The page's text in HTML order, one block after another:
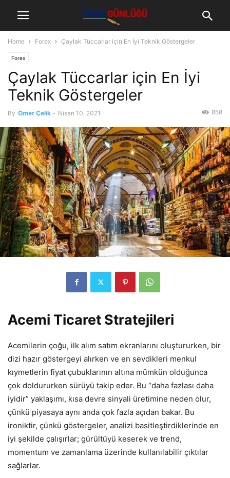
Home Forex Çaylak Tüccarlar için En İyi Teknik Göstergeler
Forex
Çaylak Tüccarlar için En İyi
Teknik Göstergeler
By Ömer Çelik - Nisan 10, 2021 858
Acemi Ticaret Stratejileri
Acemilerin çoğu, ilk alım satım ekranlarını oluştururken, bir
dizi hazır göstergeyi alırken ve en sevdikleri menkul
kıymetlerin fiyat çubuklarının altına mümkün olduğunca
çok doldururken sürüyü takip eder. Bu “daha fazlası daha
iyidir” yaklaşımı, kısa devre sinyali üretimine neden olur,
çünkü piyasaya aynı anda çok fazla açıdan bakar. Bu
ironiktir, çünkü göstergeler, analizi basitleştirdiklerinde en
iyi şekilde çalışırlar; gürültüyü keserek ve trend,
momentum ve zamanlama üzerinde kullanılabilir çıktılar
sağlarlar.